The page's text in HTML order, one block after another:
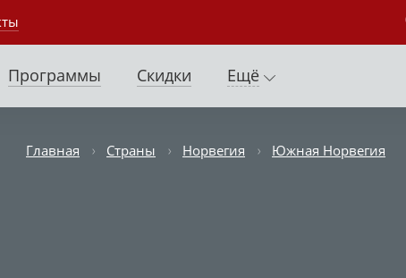
Программы Скидки Ещё
Главная Страны Норвегия Южная Норвегия